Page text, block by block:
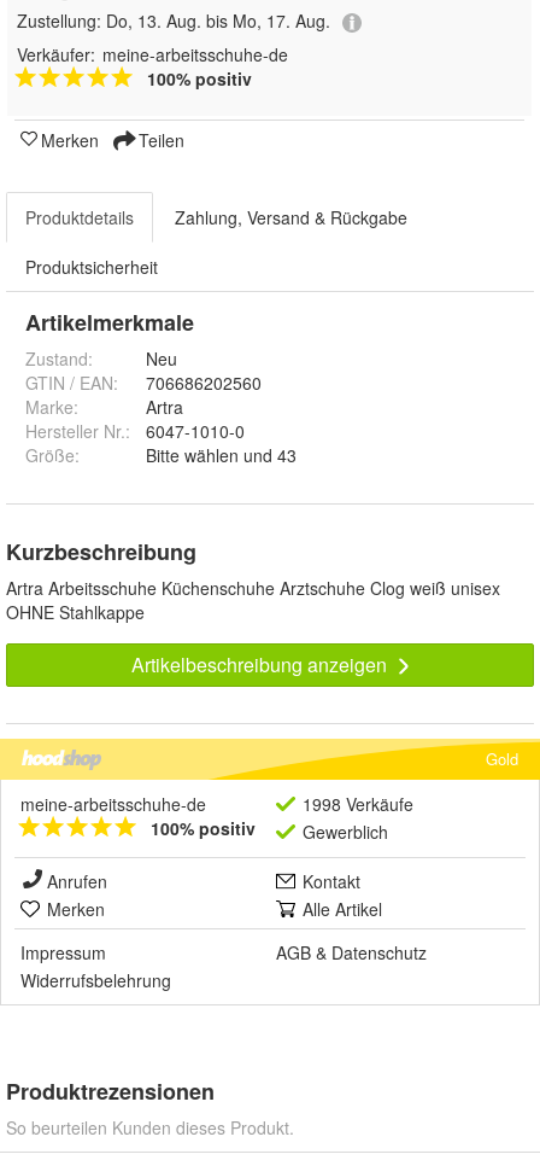
Zustellung: Do, 13. Aug. bis Mo, 17. Aug.
Verkäufer: meine-arbeitsschuhe-de
100% positiv
Merken Teilen
Produktdetails Zahlung, Versand & Rückgabe
Produktsicherheit
Artikelmerkmale
Zustand:
Neu
GTIN / EAN:
706686202560
Marke:
Artra
Hersteller Nr.:
6047-1010-0
Größe: Bitte wählen und 43
Kurzbeschreibung
Artra Arbeitsschuhe Küchenschuhe Arztschuhe Clog weiß unisex
OHNE Stahlkappe
Artikelbeschreibung anzeigen
Gold
meine-arbeitsschuhe-de
100% positiv
1998 Verkäufe
Gewerblich
Anrufen
Kontakt
Merken
Alle Artikel
Impressum
AGB & Datenschutz
Widerrufsbelehrung
Produktrezensionen
So beurteilen Kunden dieses Produkt.